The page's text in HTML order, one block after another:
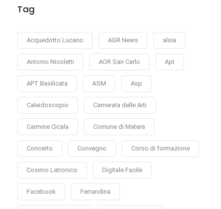
Tag
Acquedotto Lucano AGR News alsia
Antonio Nicoletti AOR San Carlo Apt
APT Basilicata ASM Asp
Caleidoscopio Camerata delle Arti
Carmine Cicala Comune di Matera
Concerto Convegno Corso di formazione
Cosimo Latronico Digitale Facile
Facebook Ferrandina